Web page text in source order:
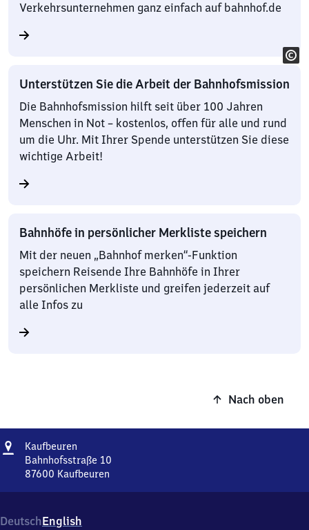
Verkehrsunternehmen ganz einfach auf bahnhof.de
Unterstützen Sie die Arbeit der Bahnhofsmission
Die Bahnhofsmission hilft seit über 100 Jahren
Menschen in Not – kostenlos, offen für alle und rund
um die Uhr. Mit Ihrer Spende unterstützen Sie diese
wichtige Arbeit!
Bahnhöfe in persönlicher Merkliste speichern
Mit der neuen „Bahnhof merken“-Funktion
speichern Reisende Ihre Bahnhöfe in Ihrer
persönlichen Merkliste und greifen jederzeit auf
alle Infos zu
Nach oben
Adresse
Kaufbeuren
Bahnhofsstraße 10
87600 Kaufbeuren
10,
DeutschEnglish